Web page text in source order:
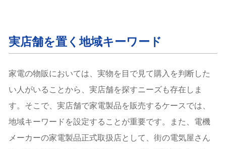
実店舗を置く地域キーワード
家電の物販においては、実物を目で見て購入を判断した
い人がいることから、実店舗を探すニーズも存在しま
す。そこで、実店舗で家電製品を販売するケースでは、
地域キーワードを設定することが重要です。また、電機
メーカーの家電製品正式取扱店として、街の電気屋さん